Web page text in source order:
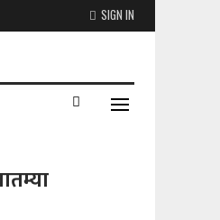
SIGN IN